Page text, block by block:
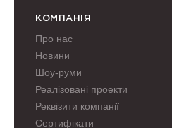
КОМПАНІЯ
Про нас
Новини
Шоу-руми
Реалізовані проекти
Реквізити компанії
Сертифікати